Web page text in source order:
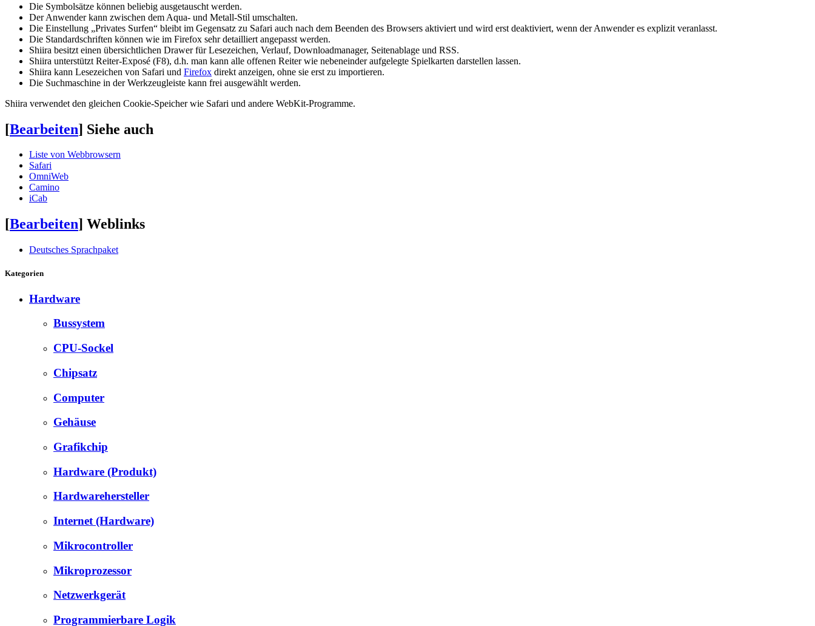
Die Symbolsätze können beliebig ausgetauscht werden.
Der Anwender kann zwischen dem Aqua- und Metall-Stil umschalten.
Die Einstellung „Privates Surfen“ bleibt im Gegensatz zu Safari auch nach dem Beenden des Browsers aktiviert und wird erst deaktiviert, wenn der Anwender es explizit veranlasst.
Die Standardschriften können wie im Firefox sehr detailliert angepasst werden.
Shiira besitzt einen übersichtlichen Drawer für Lesezeichen, Verlauf, Downloadmanager, Seitenablage und RSS.
Shiira unterstützt Reiter-Exposé (F8), d.h. man kann alle offenen Reiter wie nebeneinder aufgelegte Spielkarten darstellen lassen.
Shiira kann Lesezeichen von Safari und Firefox direkt anzeigen, ohne sie erst zu importieren.
Die Suchmaschine in der Werkzeugleiste kann frei ausgewählt werden.
Shiira verwendet den gleichen Cookie-Speicher wie Safari und andere WebKit-Programme.
[Bearbeiten] Siehe auch
Liste von Webbrowsern
Safari
OmniWeb
Camino
iCab
[Bearbeiten] Weblinks
Deutsches Sprachpaket
Kategorien
Hardware
Bussystem
CPU-Sockel
Chipsatz
Computer
Gehäuse
Grafikchip
Hardware (Produkt)
Hardwarehersteller
Internet (Hardware)
Mikrocontroller
Mikroprozessor
Netzwerkgerät
Programmierbare Logik